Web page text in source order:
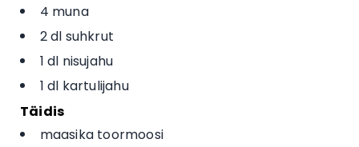
4 muna
2 dl suhkrut
1 dl nisujahu
1 dl kartulijahu
Täidis
maasika toormoosi